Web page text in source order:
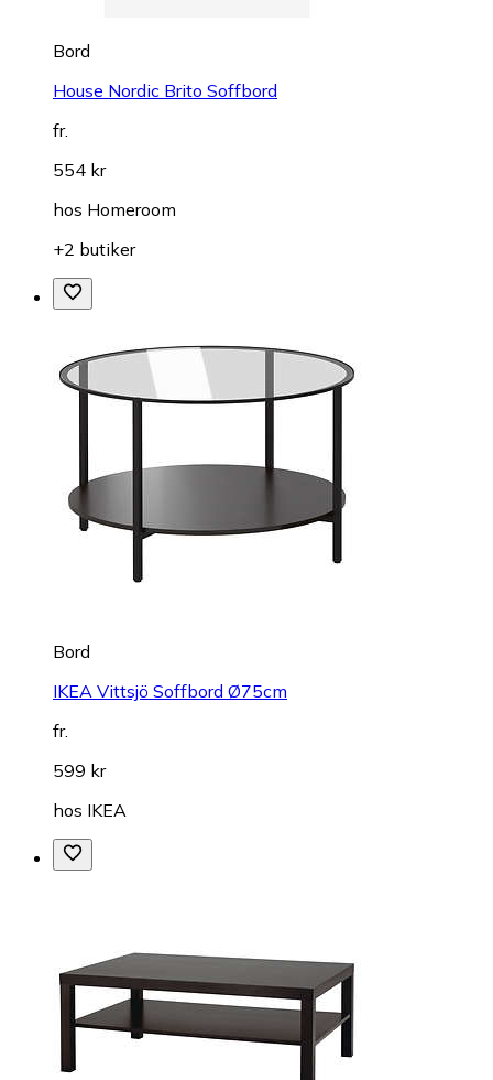
Bord
House Nordic Brito Soffbord
fr.
554 kr
hos Homeroom
+2 butiker
Bord
IKEA Vittsjö Soffbord Ø75cm
fr.
599 kr
hos IKEA